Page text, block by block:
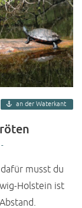
an der Waterkant
musst du
Holstein ist